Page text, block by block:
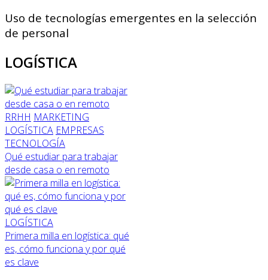
Uso de tecnologías emergentes en la selección
de personal
LOGÍSTICA
RRHH MARKETING
LOGÍSTICA EMPRESAS
TECNOLOGÍA
Qué estudiar para trabajar
desde casa o en remoto
LOGÍSTICA
Primera milla en logística: qué
es, cómo funciona y por qué
es clave